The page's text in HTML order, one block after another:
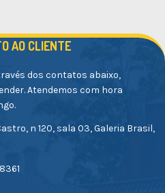
AO CLIENTE
dos contatos abaixo,
Atendemos com hora
n 120, sala 03, Galeria Brasil,